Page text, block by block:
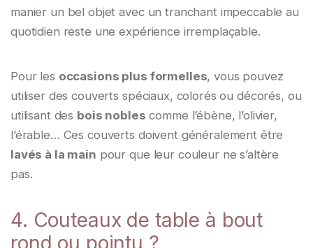
manier un bel objet avec un tranchant impeccable au
quotidien reste une expérience irremplaçable.
Pour les occasions plus formelles, vous pouvez
utiliser des couverts spéciaux, colorés ou décorés, ou
utilisant des bois nobles comme l’ébène, l’olivier,
l’érable… Ces couverts doivent généralement être
lavés à la main pour que leur couleur ne s’altère
pas.
4. Couteaux de table à bout
rond ou pointu ?